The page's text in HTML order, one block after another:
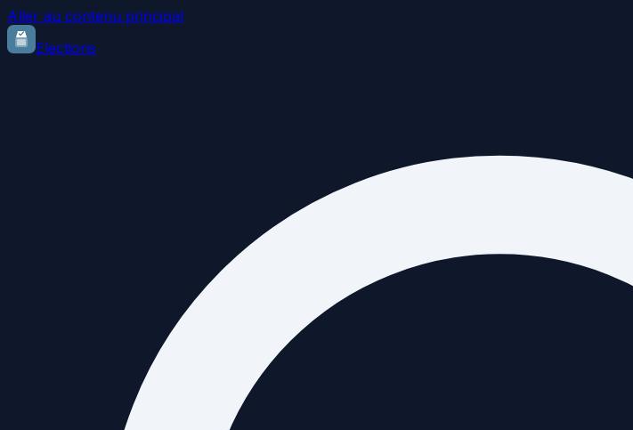
Aller au contenu principal
Elections